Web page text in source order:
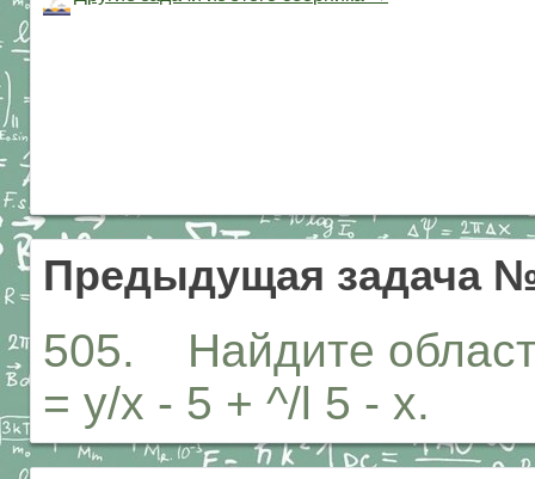
Предыдущая задача
505. Найдите
= у/х - 5 + ^/l 5 - х.